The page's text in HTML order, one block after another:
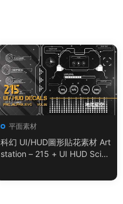
平面素材
科幻 UI/HUD圖形貼花素材 Art
station – 215 + UI HUD SciFi